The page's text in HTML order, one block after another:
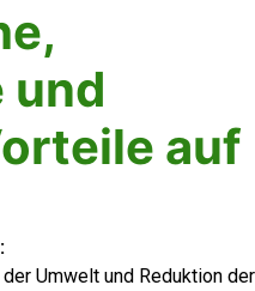
und
auf
Umwelt und Reduktion der